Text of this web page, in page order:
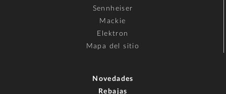
Sennheiser
Mackie
Elektron
Mapa del sitio
Novedades
Rebajas